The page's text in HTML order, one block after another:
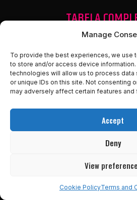
Manage
To provide the best experiences, we use
to store and/or access device
technologies will allow us to process data
or unique IDs on this site. Not consenting
may adversely affect certain features and
Accept
Deny
View
Cookie PolicyTerms and
TABELA
20 ARMAS
PERS
ONA
GEM
ARM
A
CAPÍ
TULO
PRIN
CIPA
Buste
Swor
1
o)